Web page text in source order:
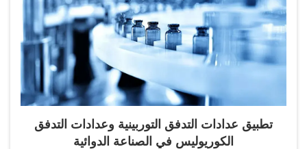
تطبيق عدادات التدفق التوربينية وعدادات التدفق
الكوريوليس في الصناعة الدوائية